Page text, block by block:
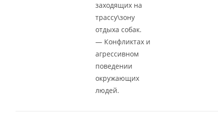
заходящих на
трассу\зону
отдыха собак.
— Конфликтах и
агрессивном
поведении
окружающих
людей.